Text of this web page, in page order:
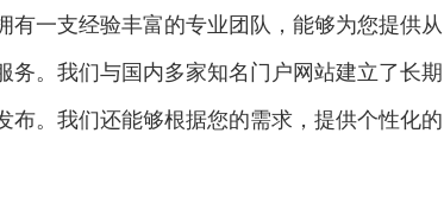
有一支经验丰富的专业团队，能够为您提供从
。我们与国内多家知名门户网站建立了长期
。我们还能够根据您的需求，提供个性化的